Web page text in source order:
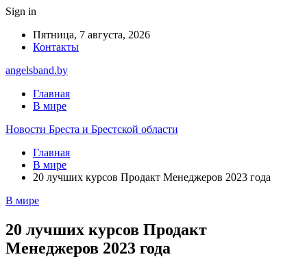
Sign in
Пятница, 7 августа, 2026
Контакты
angelsband.by
Главная
В мире
Новости Бреста и Брестской области
Главная
В мире
20 лучших курсов Продакт Менеджеров 2023 года
В мире
20 лучших курсов Продакт
Менеджеров 2023 года